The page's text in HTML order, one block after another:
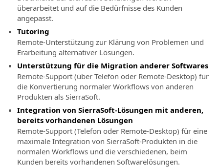
die
Straßen-
und
Hydraulikplanung
SierraSoft
Rails
BIM-
Software
die
Eisenbahnplanung
SierraSoft
Roads
BIM-
Bestellungen,
Rechnungen,
Lizenzen
und
Produkte
ohne
Servicevertrag
SierraSoft
Training
Live-
und
spätere
Online-
Kurse
Veranstaltung
“Online
Live”
Alle
Informationen
über
kommende
“Online
Live”
Veranstaltungen
überarbeitet und auf die Bedürfnisse des Kunden
angepasst.
Tutoring
Remote-Unterstützung zur Klärung von Problemen und
Erarbeitung alternativer Lösungen.
Unterstützung für die Migration anderer Softwares
Remote-Support (über Telefon oder Remote-Desktop) für
die Konvertierung normaler Workflows von anderen
Produkten als SierraSoft.
Integration von SierraSoft-Lösungen mit anderen,
bereits vorhandenen Lösungen
Remote-Support (Telefon oder Remote-Desktop) für eine
maximale Integration von SierraSoft-Produkten in die
normalen Workflows und die verschiedenen, beim
Kunden bereits vorhandenen Softwarelösungen.